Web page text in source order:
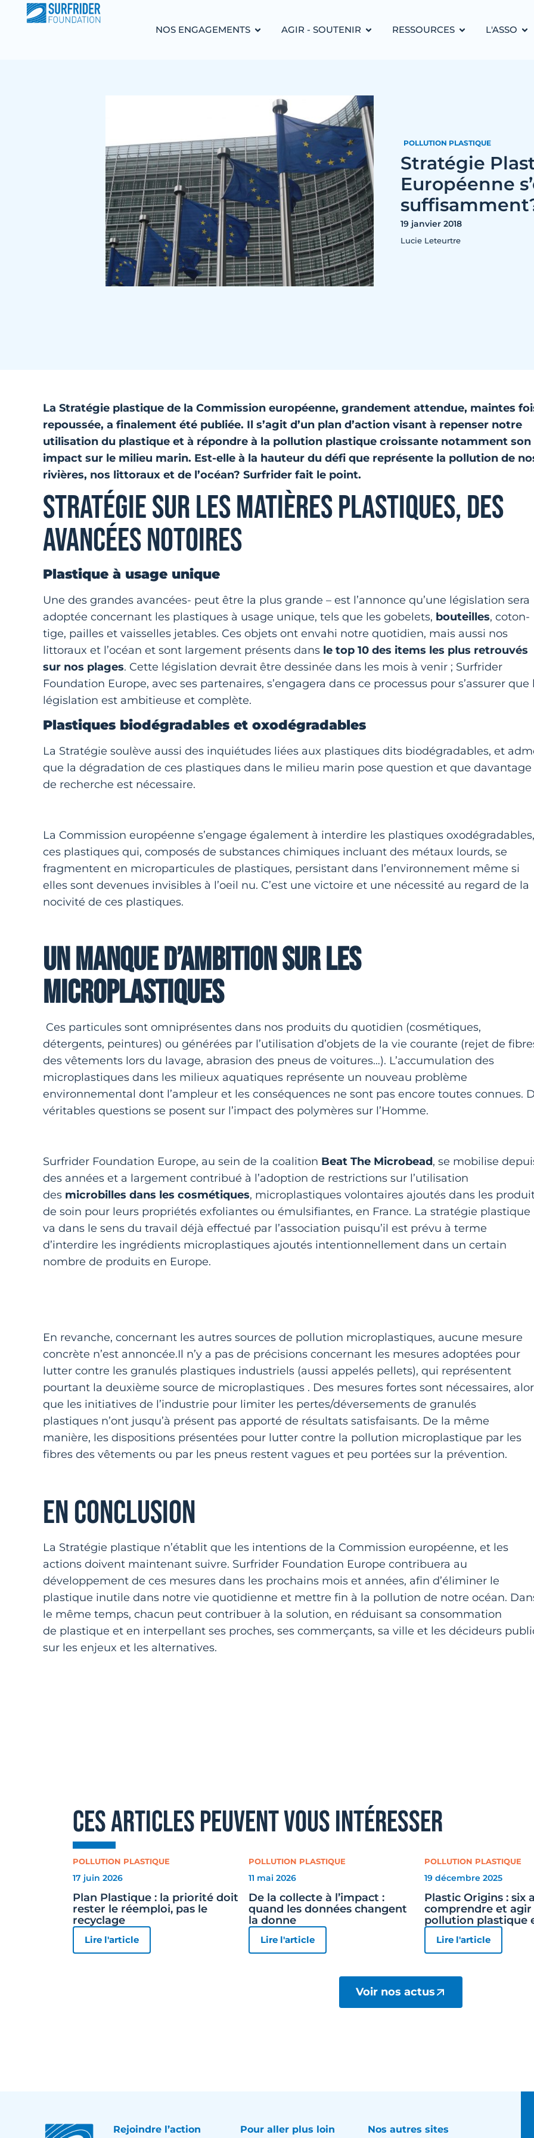
NOS ENGAGEMENTS AGIR - SOUTENIR RESSOURCES L'ASSO
POLLUTION PLASTIQUE
Stratégie
Européenne
19 janvier 2018
Lucie Leteurtre
La Stratégie plastique de la Commission européenne, grandement attendue, maintes
repoussée, a finalement été publiée. Il s’agit d’un plan d’action visant à repenser notre
utilisation du plastique et à répondre à la pollution plastique croissante notamment son
impact sur le milieu marin. Est-elle à la hauteur du défi que représente la pollution de
rivières, nos littoraux et de l’océan? Surfrider fait le point.
STRATÉGIE SUR LES MATIÈRES PLASTIQUES, DES
AVANCÉES NOTOIRES
Plastique à usage unique
Une des grandes avancées- peut être la plus grande – est l’annonce qu’une législation sera
adoptée concernant les plastiques à usage unique, tels que les gobelets, bouteilles, coton-
tige, pailles et vaisselles jetables. Ces objets ont envahi notre quotidien, mais aussi nos
littoraux et l’océan et sont largement présents dans le top 10 des items les plus retrouvés
sur nos plages. Cette législation devrait être dessinée dans les mois à venir ; Surfrider
Foundation Europe, avec ses partenaires, s’engagera dans ce processus pour s’assurer que
législation est ambitieuse et complète.
Plastiques biodégradables et oxodégradables
La Stratégie soulève aussi des inquiétudes liées aux plastiques dits biodégradables, et
que la dégradation de ces plastiques dans le milieu marin pose question et que davantage
de recherche est nécessaire.
La Commission européenne s’engage également à interdire les plastiques oxodégradables,
ces plastiques qui, composés de substances chimiques incluant des métaux lourds, se
fragmentent en microparticules de plastiques, persistant dans l’environnement même si
elles sont devenues invisibles à l’oeil nu. C’est une victoire et une nécessité au regard de la
nocivité de ces plastiques.
UN MANQUE D’AMBITION SUR LES
MICROPLASTIQUES
Ces particules sont omniprésentes dans nos produits du quotidien (cosmétiques,
détergents, peintures) ou générées par l’utilisation d’objets de la vie courante (rejet de
des vêtements lors du lavage, abrasion des pneus de voitures…). L’accumulation des
microplastiques dans les milieux aquatiques représente un nouveau problème
environnemental dont l’ampleur et les conséquences ne sont pas encore toutes connues.
véritables questions se posent sur l’impact des polymères sur l’Homme.
Surfrider Foundation Europe, au sein de la coalition Beat The Microbead, se mobilise
des années et a largement contribué à l’adoption de restrictions sur l’utilisation
des microbilles dans les cosmétiques, microplastiques volontaires ajoutés dans les
de soin pour leurs propriétés exfoliantes ou émulsifiantes, en France. La stratégie plastique
va dans le sens du travail déjà effectué par l’association puisqu’il est prévu à terme
d’interdire les ingrédients microplastiques ajoutés intentionnellement dans un certain
nombre de produits en Europe.
En revanche, concernant les autres sources de pollution microplastiques, aucune mesure
concrète n’est annoncée.Il n’y a pas de précisions concernant les mesures adoptées pour
lutter contre les granulés plastiques industriels (aussi appelés pellets), qui représentent
pourtant la deuxième source de microplastiques . Des mesures fortes sont nécessaires,
que les initiatives de l’industrie pour limiter les pertes/déversements de granulés
plastiques n’ont jusqu’à présent pas apporté de résultats satisfaisants. De la même
manière, les dispositions présentées pour lutter contre la pollution microplastique par les
fibres des vêtements ou par les pneus restent vagues et peu portées sur la prévention.
EN CONCLUSION
La Stratégie plastique n’établit que les intentions de la Commission européenne, et les
actions doivent maintenant suivre. Surfrider Foundation Europe contribuera au
développement de ces mesures dans les prochains mois et années, afin d’éliminer le
plastique inutile dans notre vie quotidienne et mettre fin à la pollution de notre océan.
le même temps, chacun peut contribuer à la solution, en réduisant sa consommation
de plastique et en interpellant ses proches, ses commerçants, sa ville et les décideurs
sur les enjeux et les alternatives.
ces articles peuvent vous intéresser
POLLUTION PLASTIQUE
17 juin 2026
Plan Plastique : la priorité doit
rester le réemploi, pas le
recyclage
Lire l'article
POLLUTION PLASTIQUE
11 mai 2026
De la collecte à l’impact :
quand les données changent
la donne
Lire l'article
POLLUTION PLASTIQUE
19 décembre 2025
Plastic Origins : six
comprendre et
pollution plastique
Lire l'article
Voir nos actus
Rejoindre l’action Pour aller plus loin Nos autres sites